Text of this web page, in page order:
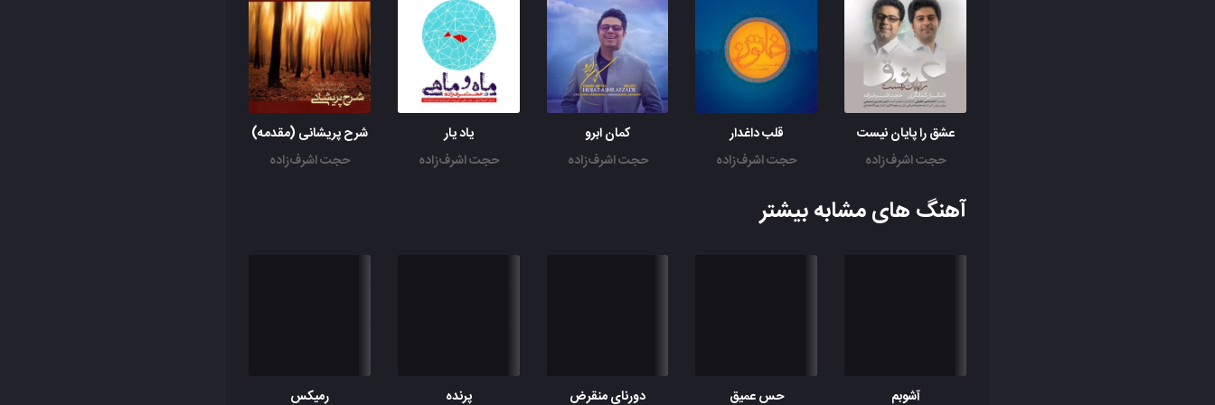
عشق را پایان نیست
حجت اشرف‌زاده
قلب داغدار
حجت اشرف‌زاده
کمان ابرو
حجت اشرف‌زاده
یاد یار
حجت اشرف‌زاده
شرح پریشانی (مقدمه)
حجت اشرف‌زاده
آهنگ های مشابه بیشتر
آشوبم حس عمیق دورنای منقرض پرنده رمیکس